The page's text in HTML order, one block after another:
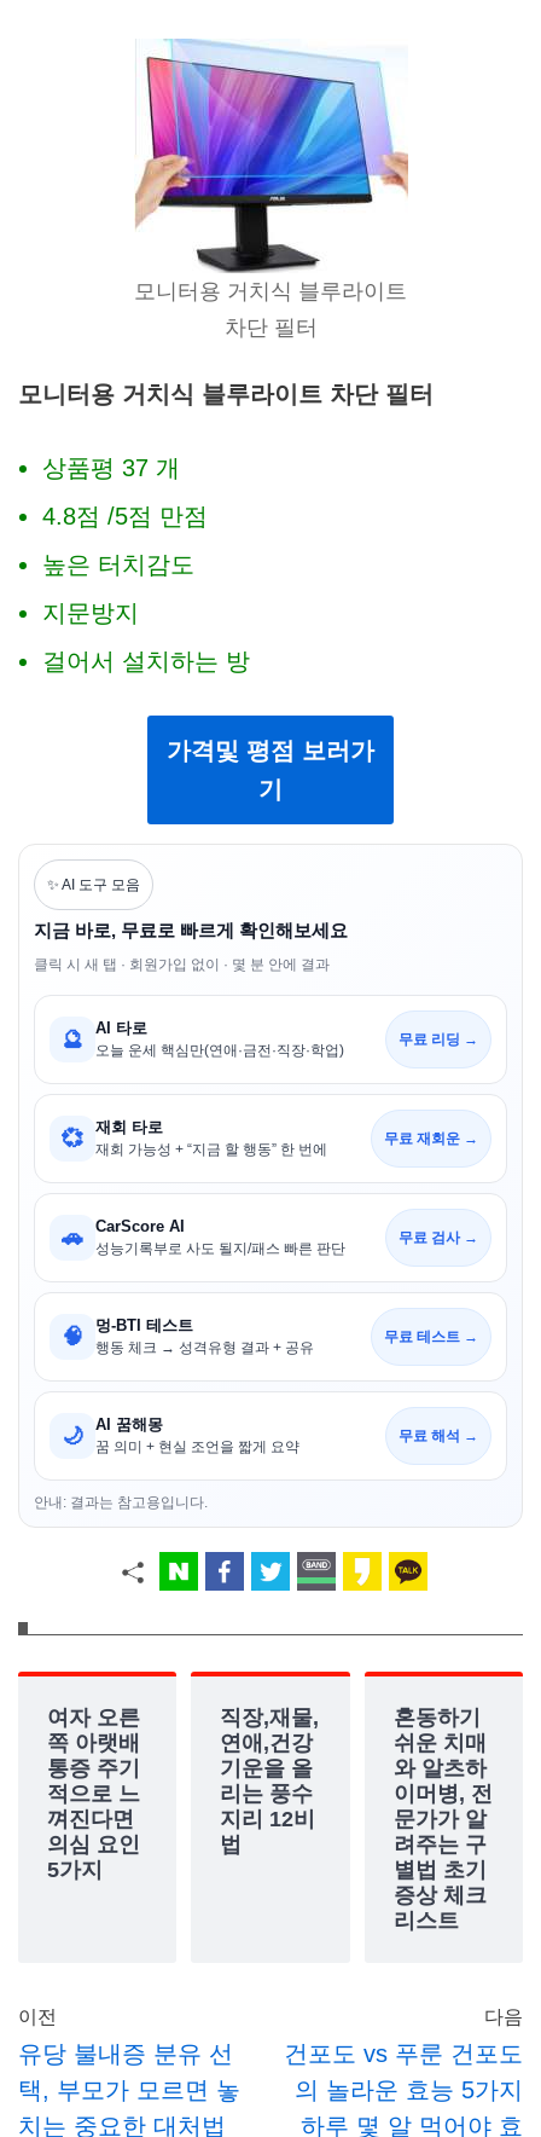
모니터용 거치식 블루라이트
차단 필터
모니터용 거치식 블루라이트 차단 필터
상품평 37 개
4.8점 /5점 만점
높은 터치감도
지문방지
걸어서 설치하는 방
가격및 평점 보러가
기
✨ AI 도구 모음
지금 바로, 무료로 빠르게 확인해보세요
클릭 시 새 탭 · 회원가입 없이 · 몇 분 안에 결과
🔮 AI 타로
오늘 운세 핵심만(연애·금전·직장·학업)
무료 리딩 →
💞 재회 타로
재회 가능성 + “지금 할 행동” 한 번에
무료 재회운 →
🚗 CarScore AI
성능기록부로 사도 될지/패스 빠른 판단
무료 검사 →
🧠 멍-BTI 테스트
행동 체크 → 성격유형 결과 + 공유
무료 테스트 →
🌙 AI 꿈해몽
꿈 의미 + 현실 조언을 짧게 요약
무료 해석 →
안내: 결과는 참고용입니다.
여자 오른
쪽 아랫배
통증 주기
적으로 느
껴진다면
의심 요인
5가지
직장,재물,
연애,건강
기운을 올
리는 풍수
지리 12비
법
혼동하기
쉬운 치매
와 알츠하
이머병, 전
문가가 알
려주는 구
별법 초기
증상 체크
리스트
이전
유당 불내증 분유 선
택, 부모가 모르면 놓
치는 중요한 대처법
다음
건포도 vs 푸룬 건포도
의 놀라운 효능 5가지
하루 몇 알 먹어야 효